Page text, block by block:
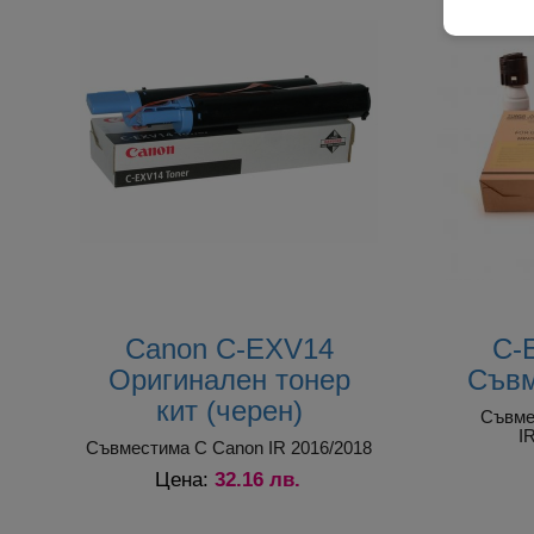
C-
Canon
IR2010
C-
Canon
IR2016
C-
IR2020
C-
Canon
IR2022 C-
Canon C-EXV14
Оригинален тонер
кит (черен)
Съвместима С Canon IR 2016/2018
Цена: 32.16 лв.
C-